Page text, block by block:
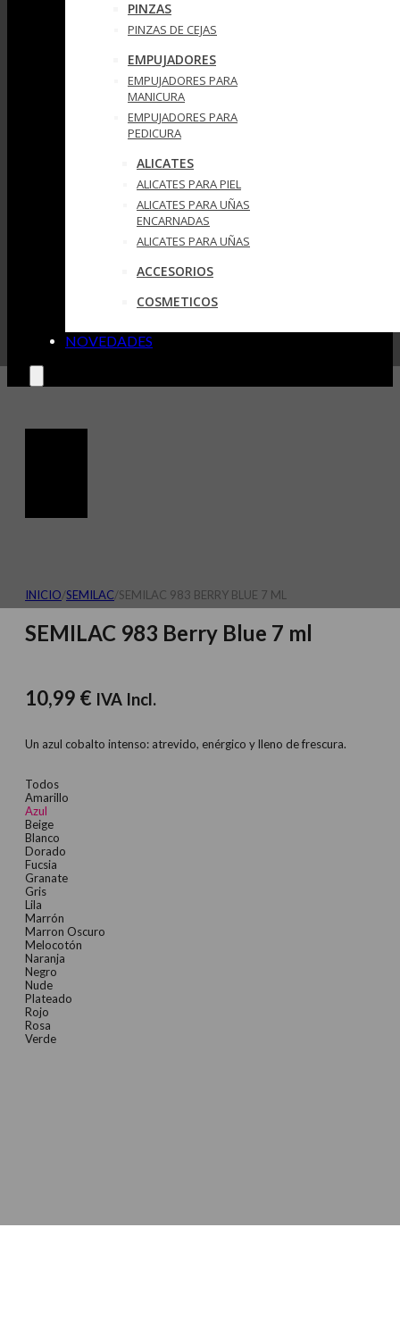
PINZAS
PINZAS DE CEJAS
EMPUJADORES
EMPUJADORES PARA
MANICURA
EMPUJADORES PARA
PEDICURA
ALICATES
ALICATES PARA PIEL
ALICATES PARA UÑAS
ENCARNADAS
ALICATES PARA UÑAS
ACCESORIOS
COSMETICOS
NOVEDADES
INICIO/SEMILAC/SEMILAC 983 BERRY BLUE 7 ML
SEMILAC 983 Berry Blue 7 ml
10,99 € IVA Incl.
Un azul cobalto intenso: atrevido, enérgico y lleno de frescura.
Todos
Amarillo
Azul
Beige
Blanco
Dorado
Fucsia
Granate
Gris
Lila
Marrón
Marron Oscuro
Melocotón
Naranja
Negro
Nude
Plateado
Rojo
Rosa
Verde